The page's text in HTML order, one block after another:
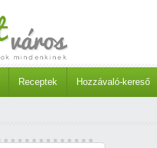
Receptek Hozzávaló-kereső